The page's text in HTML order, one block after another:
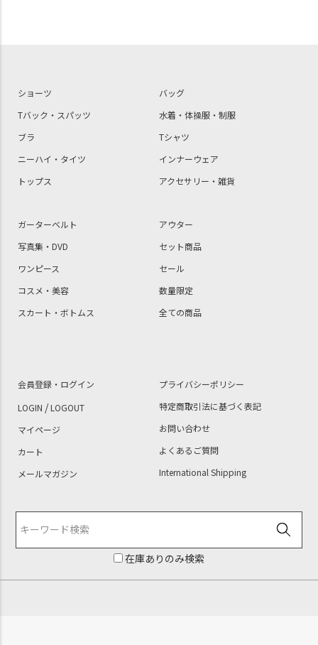
ショーツ
Tバック・スパッツ
ブラ
ニーハイ・タイツ
トップス
バッグ
水着・体操服・制服
Tシャツ
インナーウェア
アクセサリー・雑貨
ガーターベルト
写真集・DVD
ワンピース
コスメ・美容
スカート・ボトムス
アウター
セット商品
セール
数量限定
全ての商品
会員登録・ログイン
LOGIN /LOGOUT
マイページ
カート
メールマガジン
プライバシーポリシー
特定商取引法に基づく表記
お問い合わせ
よくあるご質問
International Shipping
在庫ありのみ検索